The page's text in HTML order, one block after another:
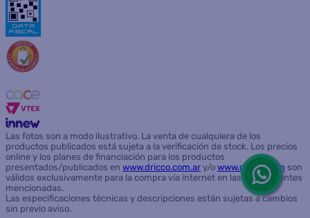
Las fotos son a modo ilustrativo. La venta de cualquiera de los
productos publicados está sujeta a la verificación de stock. Los precios
online y los planes de financiación para los productos
presentados/publicados en www.dricco.com.ar y/o www.dricco.com son
válidos exclusivamente para la compra vía internet en las páginas antes
mencionadas.
Las especificaciones técnicas y descripciones están sujetas a cambios
sin previo aviso.